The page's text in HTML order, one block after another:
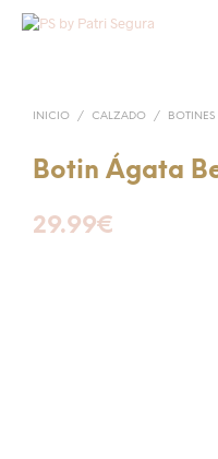
INICIO / CALZADO / BOTINES
Botin Ágata
29.99€